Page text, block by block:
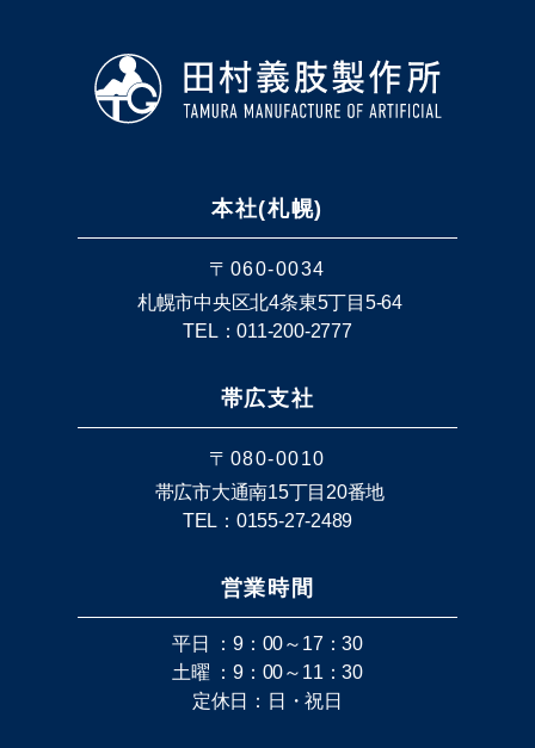
本社(札幌)
〒060-0034
札幌市中央区北4条東5丁目5-64
TEL：011-200-2777
帯広支社
〒080-0010
帯広市大通南15丁目20番地
TEL：0155-27-2489
営業時間
平日 ：9：00～17：30
土曜 ：9：00～11：30
定休日：日・祝日